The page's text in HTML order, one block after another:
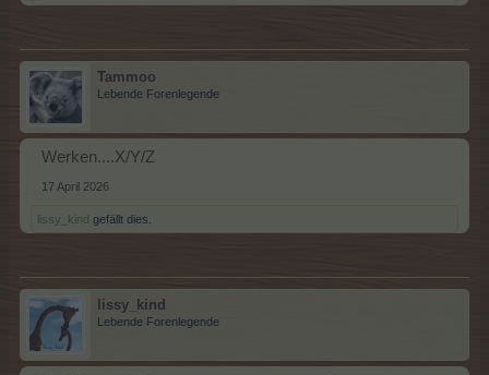
Tammoo
Lebende Forenlegende
Werken....X/Y/Z
17 April 2026
lissy_kind gefällt dies.
lissy_kind
Lebende Forenlegende